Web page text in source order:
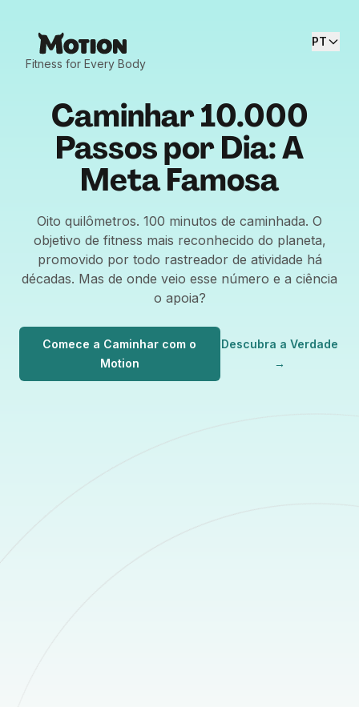
Fitness for Every Body
PT
Caminhar 10.000
Passos por Dia: A
Meta Famosa
Oito quilômetros. 100 minutos de caminhada. O
objetivo de fitness mais reconhecido do planeta,
promovido por todo rastreador de atividade há
décadas. Mas de onde veio esse número e a ciência
o apoia?
Comece a Caminhar com o
Motion
Descubra a Verdade
→